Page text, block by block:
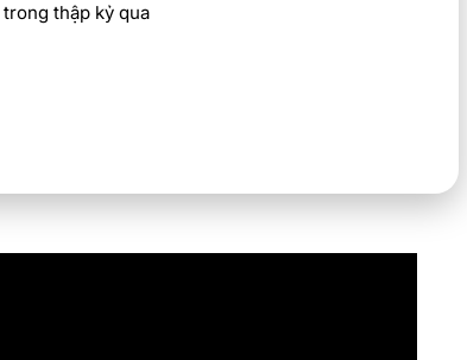
thập kỷ qua